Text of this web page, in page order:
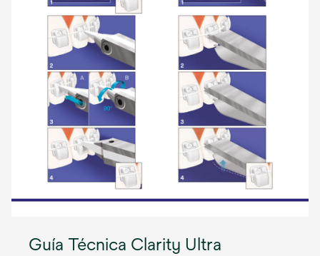
Guía Técnica Clarity Ultra